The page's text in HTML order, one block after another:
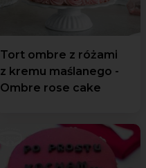
Tort ombre z różami
z kremu maślanego -
Ombre rose cake